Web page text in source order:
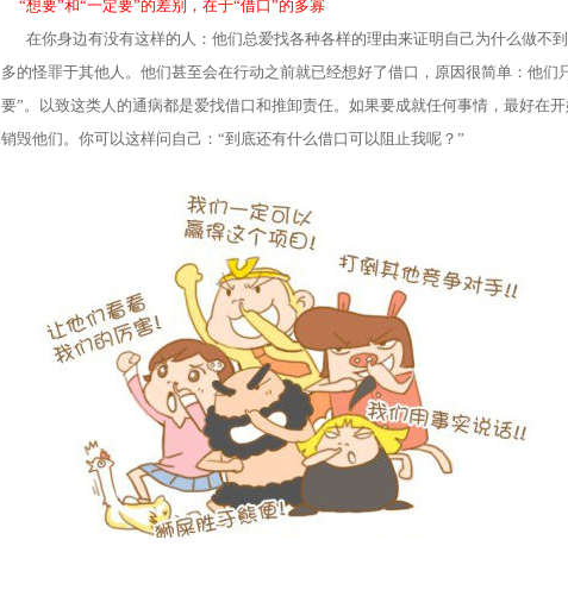
“想要”和“一定要”的差别，在于“借口”的多寡
在你身边有没有这样的人：他们总爱找各种各样的理由来证明自己为什么做不
多的怪罪于其他人。他们甚至会在行动之前就已经想好了借口，原因很简单：他们
要”。以致这类人的通病都是爱找借口和推卸责任。如果要成就任何事情，最好在
销毁他们。你可以这样问自己：“到底还有什么借口可以阻止我呢？”